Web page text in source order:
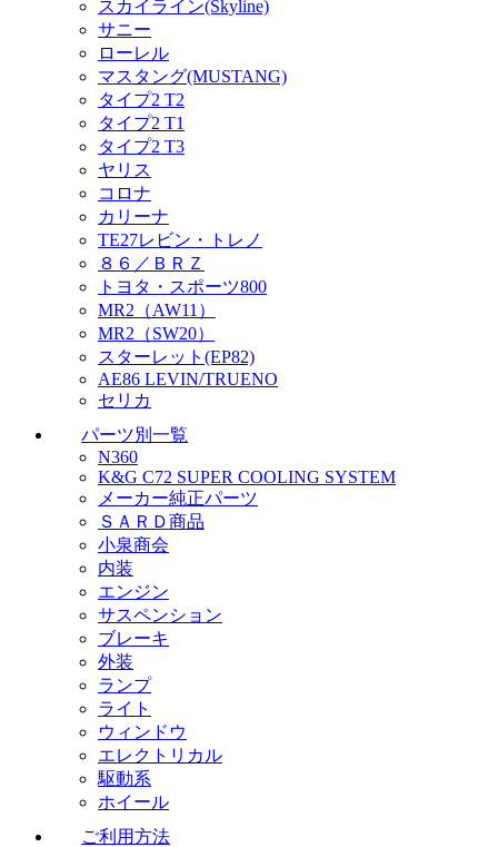
スカイライン(Skyline)
サニー
ローレル
マスタング(MUSTANG)
タイプ2 T2
タイプ2 T1
タイプ2 T3
ヤリス
コロナ
カリーナ
TE27レビン・トレノ
８６／ＢＲＺ
トヨタ・スポーツ800
MR2（AW11）
MR2（SW20）
スターレット(EP82)
AE86 LEVIN/TRUENO
セリカ
パーツ別一覧
N360
K&G C72 SUPER COOLING SYSTEM
メーカー純正パーツ
ＳＡＲＤ商品
小泉商会
内装
エンジン
サスペンション
ブレーキ
外装
ランプ
ライト
ウィンドウ
エレクトリカル
駆動系
ホイール
ご利用方法